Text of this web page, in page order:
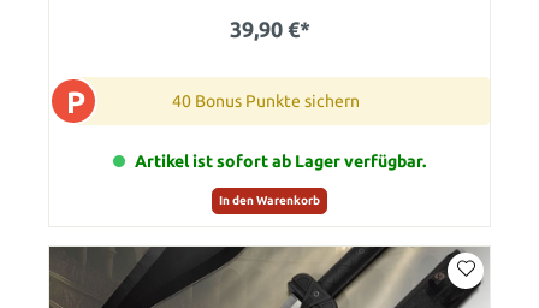
39,90 €*
P 40 Bonus Punkte sichern
Artikel ist sofort ab Lager verfügbar.
In den Warenkorb